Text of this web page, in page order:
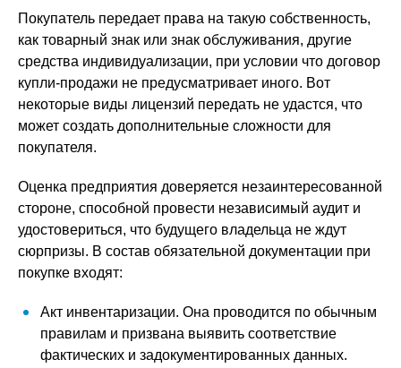
Покупатель передает права на такую собственность,
как товарный знак или знак обслуживания, другие
средства индивидуализации, при условии что договор
купли-продажи не предусматривает иного. Вот
некоторые виды лицензий передать не удастся, что
может создать дополнительные сложности для
покупателя.
Оценка предприятия доверяется незаинтересованной
стороне, способной провести независимый аудит и
удостовериться, что будущего владельца не ждут
сюрпризы. В состав обязательной документации при
покупке входят:
Акт инвентаризации. Она проводится по обычным
правилам и призвана выявить соответствие
фактических и задокументированных данных.